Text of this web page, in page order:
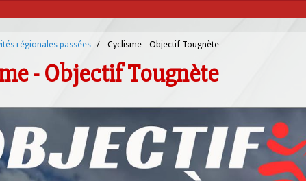
régionales passées Cyclisme - Objectif Tougnète
- Objectif Tougnète